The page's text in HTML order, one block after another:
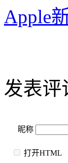
Apple
发表评
昵称
打开HTML